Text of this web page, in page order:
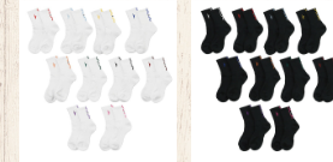
ホワイト ITP2
5121A
ス バスケ 靴下
バッソク スポ
ーツ 大人気のイ
ンザペイント
新デザイン バ
スケ靴下